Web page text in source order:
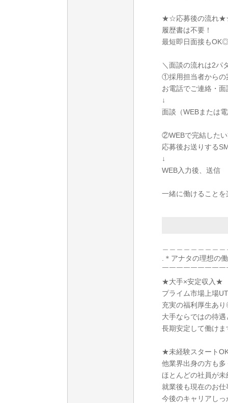
★☆応募後の流れ
履歴書は不要！
最短即日面接も
＼面談の流れは2パ
①採用担当者からの
お電話でご連絡・
↓
面談（WEBまたは
②WEBで完結した
応募後お送りする
↓
WEB入力後、送信
一緒に働けること
.＊アナタの理想の
￣￣￣￣￣￣￣￣
★大手×安定収入★
プライム市場上場
充実の福利厚生あ
大手ならではの待
長期安定して働けま
★未経験スタート
他業界出身の方も多
ほとんどの社員が
就業後も現在のお
今後のキャリアし